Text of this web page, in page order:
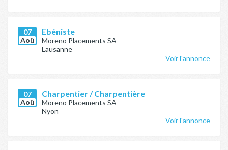
07
Aoû
Ebéniste
Moreno Placements SA
Lausanne
Voir l'annonce
07
Aoû
Charpentier / Charpentière
Moreno Placements SA
Nyon
Voir l'annonce